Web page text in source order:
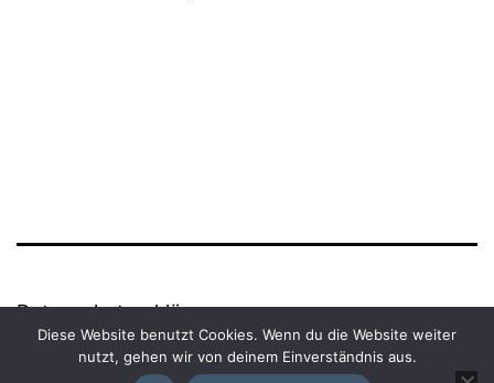
Datenschutzerklärung
Powered byWordPress.
Diese Website benutzt Cookies. Wenn du die Website weiter
nutzt, gehen wir von deinem Einverständnis aus.